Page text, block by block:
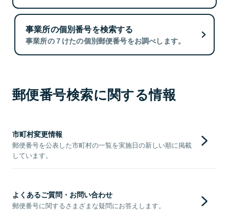
事業所の個別番号を検索する
事業所の７けたの個別郵便番号をお調べします。
郵便番号検索に関する情報
市町村変更情報
郵便番号を公表した市町村の一覧を実施日の新しい順に掲載
しています。
よくあるご質問・お問い合わせ
郵便番号に関するさまざまな疑問にお答えします。